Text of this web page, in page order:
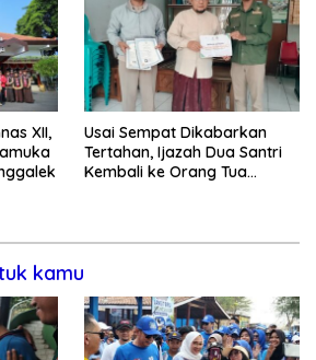
XII,
Usai Sempat Dikabarkan
Tertahan, Ijazah Dua Santri
Kembali ke Orang Tua
kamu